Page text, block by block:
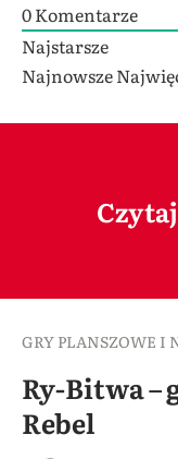
0Komentarze
Najstarsze
Najnowsze
GRY PLANSZOWE I
Ry-Bitwa –
Rebel